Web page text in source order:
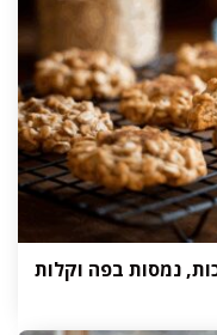
נמסות בפה וקלות